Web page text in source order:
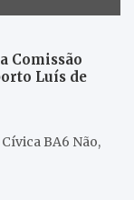
Comissão
Luís de
BA6 Não,